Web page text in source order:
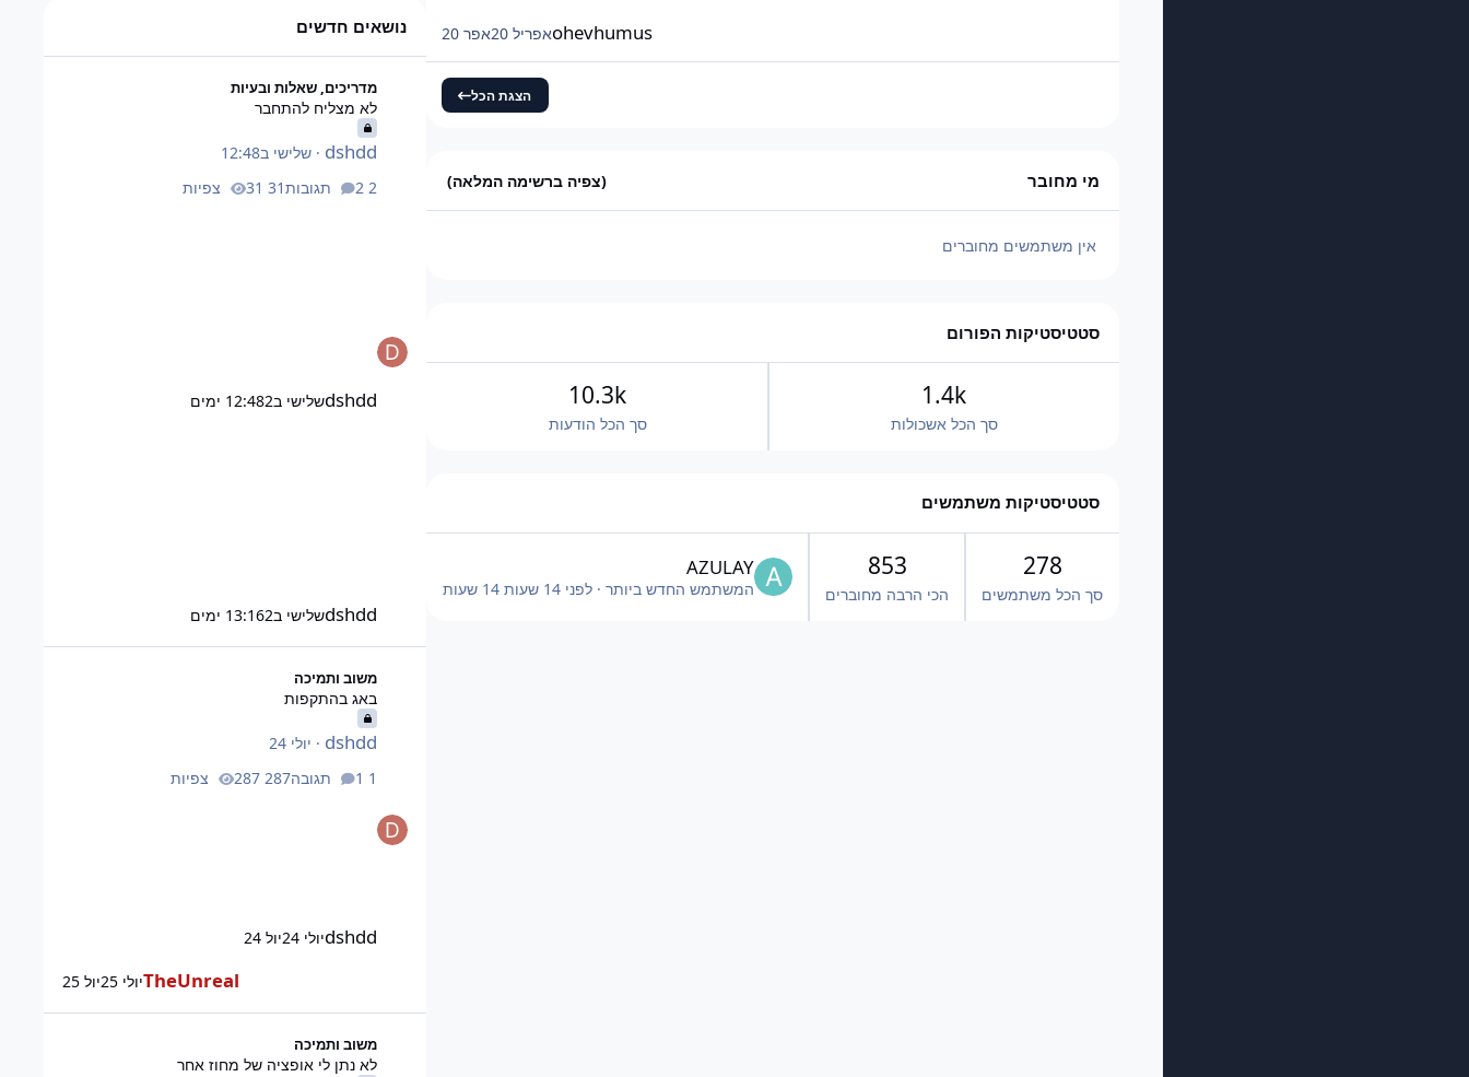
ohevhumusאפריל 20 אפר 20
הצגת הכל
מי מחובר (צפיה ברשימה המלאה)
אין משתמשים מחוברים
סטטיסטיקות הפורום
סך הכל אשכולות
1.4k
סך הכל הודעות
10.3k
סטטיסטיקות משתמשים
278
סך הכל משתמשים
853
הכי הרבה מחוברים
AZULAY
המשתמש החדש ביותר · לפני 14 שעות 14 שעות
נושאים חדשים
לא מצליח להתחבר
מדריכים, שאלות ובעיות
לא מצליח להתחבר
dshdd
· שלישי ב12:48
2 תגובות
31 צפיות
dshddשלישי ב12:482 ימים
dshddשלישי ב13:162 ימים
משוב ותמיכה
באג בהתקפות
dshdd
· יולי 24
1 תגובה
287 צפיות
dshddיולי 24 יול 24
TheUnrealיולי 25 יול 25
משוב ותמיכה
לא נתן לי אופציה של מחוז אחר